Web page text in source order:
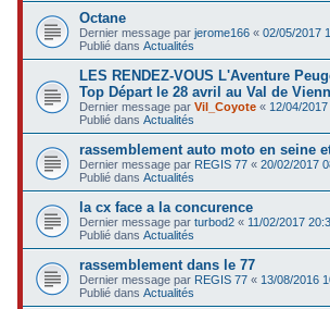
Octane
Dernier message parjerome166 «02/05/2017
Publié dansActualités
LES RENDEZ-VOUS L'Aventure
Top Départ le 28 avril au Val de
Dernier message parVil_Coyote « 12/04/
Publié dansActualités
rassemblement auto moto en seine
Dernier message par REGIS 77 «20/02/2017
Publié dansActualités
la cx face a la concurence
Dernier message parturbod2 « 11/02/2017
Publié dansActualités
rassemblement dans le 77
Dernier message par REGIS 77 « 13/08/2016
Publié dansActualités